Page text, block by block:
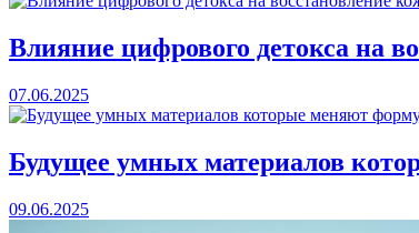
Влияние цифрового детокса на
07.06.2025
Будущее умных материалов
09.06.2025